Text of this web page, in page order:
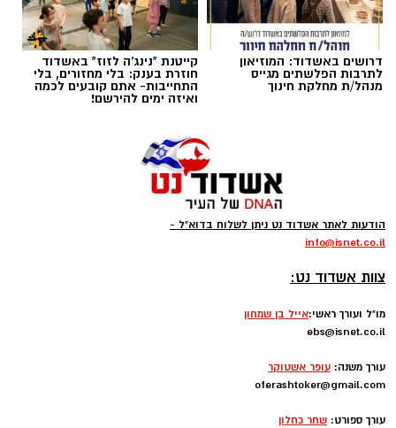
ב-WhatsApp לחצו כאן
להורדת אפליקציה של אשדוד נט לחצו כאן
קודוס ווהאב (מכבי אשדוד)
ליגת העל בכדורסל תתחיל את הפעילות בחודש
ספטמבר במשחקי אימון וגביע ווינר, גם הקבוצות
יתחילו באימונים כבר בשבוע הבא, אחת מהן היא
מסקרנת ביותר.
קודוס ווהאב, הסנטר הניגרי של מכבי אשדוד,
דרושים באשדוד: המוזיאון
לתרבות הפלשתים מגייס
מנהל/ת מחלקת חינוך
קייטנת "נינג'ה לזוז" באשדוד
חוזרת בענק: בלי מחזורים, בלי
התחייבות- אתם קובעים לכמה
ואיזה ימים להירשם!
הודעות לאתר אשדוד נט ניתן לשלוח בדוא"ל -
info@isnet.co.il
צוות אשדוד נט:
מו"ל ועורך ראשי:אייל בן שמחון
ebs@isnet.co.il
עורך משנה: עופר אשטוקר
oferashtoker@gmail.com
עורך ספורט: שחר כחלון